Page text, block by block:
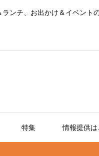
ンチ、お出かけ＆イベント
特集 情報提供は